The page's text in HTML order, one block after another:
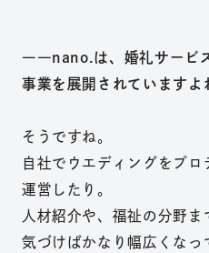
――nano.は、婚礼サービ
事業を展開されていますよ
そうですね。
自社でウエディングをプ
運営したり。
人材紹介や、福祉の分野ま
気づけばかなり幅広くなっ